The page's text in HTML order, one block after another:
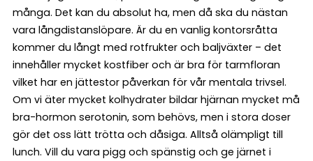
många. Det kan du absolut ha, men då ska du nästan
vara långdistanslöpare. Är du en vanlig kontorsråtta
kommer du långt med rotfrukter och baljväxter – det
innehåller mycket kostfiber och är bra för tarmfloran
vilket har en jättestor påverkan för vår mentala trivsel.
Om vi äter mycket kolhydrater bildar hjärnan mycket må
bra-hormon serotonin, som behövs, men i stora doser
gör det oss lätt trötta och dåsiga. Alltså olämpligt till
lunch. Vill du vara pigg och spänstig och ge järnet i